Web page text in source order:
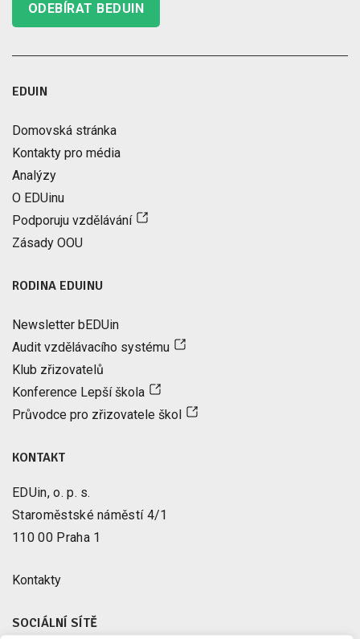
ODEBÍRAT BEDUIN
EDUIN
Domovská stránka
Kontakty pro média
Analýzy
O EDUinu
Podporuju vzdělávání
Zásady OOU
RODINA EDUINU
Newsletter bEDUin
Audit vzdělávacího systému
Klub zřizovatelů
Konference Lepší škola
Průvodce pro zřizovatele škol
KONTAKT
EDUin, o. p. s.
Staroměstské náměstí 4/1
110 00 Praha 1
Kontakty
SOCIÁLNÍ SÍTĚ